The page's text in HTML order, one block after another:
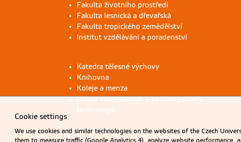
Fakulta životního prostředí
Fakulta lesnická a dřevařská
Fakulta tropického zemědělství
Institut vzdělávání a poradenství
Katedra tělesné výchovy
Knihovna
Koleje a menza
Odbor informačních a komunikačních
technologií
Cookie settings
We use cookies and similar technologies on the websites of the Czech
them to measure traffic (Google Analytics 4), analyze website